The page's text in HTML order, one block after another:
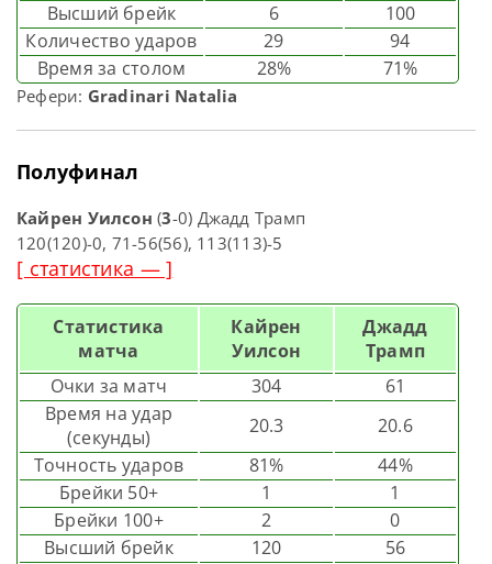
Высший брейк
6
100
Количество ударов
29
94
Время за столом
28% 71%
Рефери: Gradinari Natalia
Полуфинал
Кайрен Уилсон (3-0) Джадд Трамп
120(120)-0, 71-56(56), 113(113)-5
[ статистика — ]
Статистика
матча
Кайрен
Уилсон
Джадд
Трамп
Очки за матч
304
61
Время на удар
(секунды)
20.3
20.6
Точность ударов
81%
44%
Брейки 50+
1
1
Брейки 100+
2
0
Высший брейк
120
56